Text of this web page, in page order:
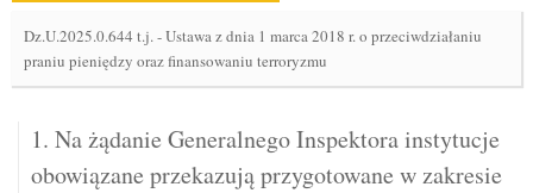
Dz.U.2025.0.644 t.j.-Ustawa z dnia 1 marca 2018 r. o przeciwdziałaniu
praniu pieniędzy oraz finansowaniu terroryzmu
1. Na żądanie Generalnego Inspektora instytucje
obowiązane przekazują przygotowane w zakresie